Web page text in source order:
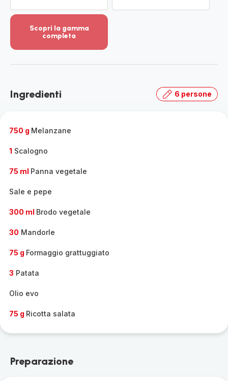
Scopri la gamma
completa
dettagli
la
Ingredienti 6 persone
750 g Melanzane
1 Scalogno
75 ml Panna vegetale
Sale e pepe
300 ml Brodo vegetale
30 Mandorle
75 g Formaggio grattuggiato
3 Patata
Olio evo
75 g Ricotta salata
Preparazione